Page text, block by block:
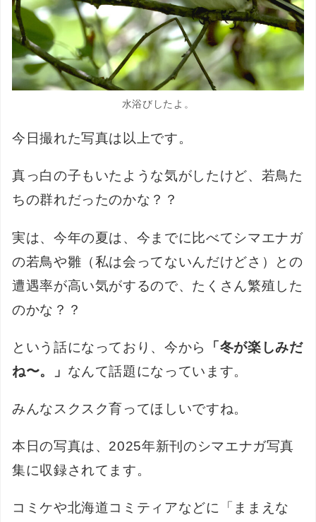
水浴びしたよ。
今日撮れた写真は以上です。
真っ白の子もいたような気がしたけど、若鳥た
ちの群れだったのかな？？
実は、今年の夏は、今までに比べてシマエナガ
の若鳥や雛（私は会ってないんだけどさ）との
遭遇率が高い気がするので、たくさん繁殖した
のかな？？
という話になっており、今から
「冬が楽しみだ
ね〜。」 なんて話題になっています。
みんなスクスク育ってほしいですね。
本日の写真は、2025年新刊のシマエナガ写真
集に収録されてます。
コミケや北海道コミティアなどに「ままえな